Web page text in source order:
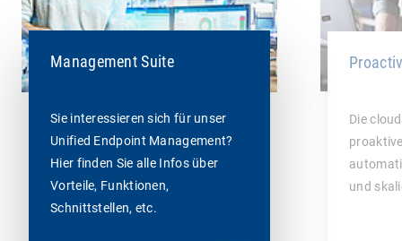
Management Suite
Sie interessieren sich für unser
Unified Endpoint Management?
Hier finden Sie alle Infos über
Vorteile, Funktionen,
Schnittstellen, etc.
Die
und